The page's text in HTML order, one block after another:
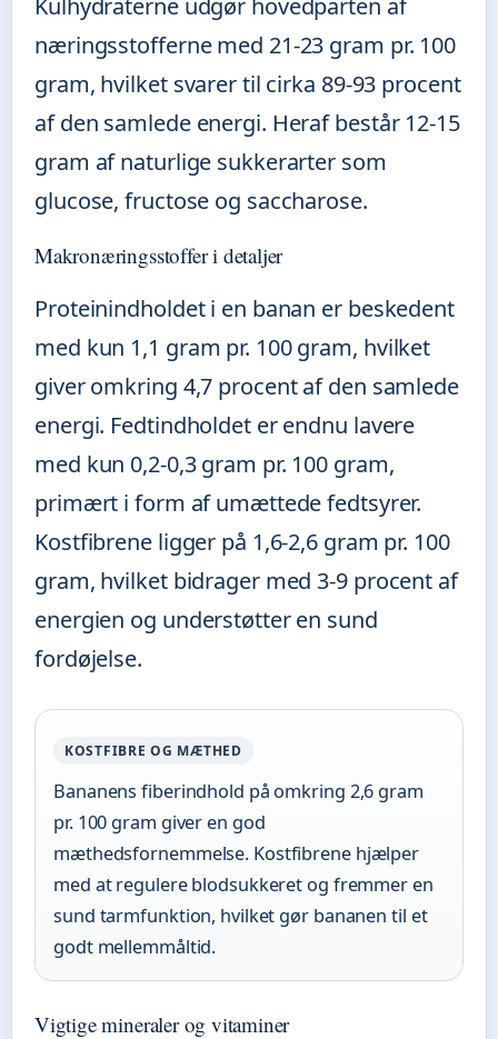
næringsstofferne med 21-23 gram pr. 100
gram, hvilket svarer til cirka 89-93 procent
af den samlede energi. Heraf består 12-15
gram af naturlige sukkerarter som
glucose, fructose og saccharose.
Makronæringsstoffer i detaljer
Proteinindholdet i en banan er beskedent
med kun 1,1 gram pr. 100 gram, hvilket
giver omkring 4,7 procent af den samlede
energi. Fedtindholdet er endnu lavere
med kun 0,2-0,3 gram pr. 100 gram,
primært i form af umættede fedtsyrer.
Kostfibrene ligger på 1,6-2,6 gram pr. 100
gram, hvilket bidrager med 3-9 procent af
energien og understøtter en sund
fordøjelse.
KOSTFIBRE OG MÆTHED
Bananens fiberindhold på omkring 2,6 gram
pr. 100 gram giver en god
mæthedsfornemmelse. Kostfibrene hjælper
med at regulere blodsukkeret og fremmer en
sund tarmfunktion, hvilket gør bananen til et
godt mellemmåltid.
Vigtige mineraler og vitaminer